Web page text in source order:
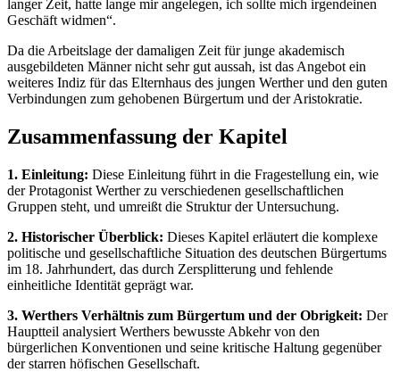
langer Zeit, hatte lange mir angelegen, ich sollte mich irgendeinen
Geschäft widmen“.
Da die Arbeitslage der damaligen Zeit für junge akademisch
ausgebildeten Männer nicht sehr gut aussah, ist das Angebot ein
weiteres Indiz für das Elternhaus des jungen Werther und den guten
Verbindungen zum gehobenen Bürgertum und der Aristokratie.
Zusammenfassung der Kapitel
1. Einleitung: Diese Einleitung führt in die Fragestellung ein, wie
der Protagonist Werther zu verschiedenen gesellschaftlichen
Gruppen steht, und umreißt die Struktur der Untersuchung.
2. Historischer Überblick: Dieses Kapitel erläutert die komplexe
politische und gesellschaftliche Situation des deutschen Bürgertums
im 18. Jahrhundert, das durch Zersplitterung und fehlende
einheitliche Identität geprägt war.
3. Werthers Verhältnis zum Bürgertum und der Obrigkeit: Der
Hauptteil analysiert Werthers bewusste Abkehr von den
bürgerlichen Konventionen und seine kritische Haltung gegenüber
der starren höfischen Gesellschaft.